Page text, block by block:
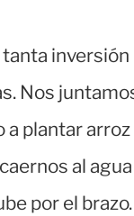
Nos
plantar
al
por el